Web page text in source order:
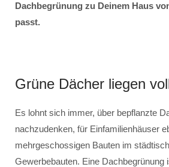
Dachbegrünung zu Deinem Haus
passt.
Grüne Dächer liegen
Es lohnt sich immer, über bepflanzte
nachzudenken, für Einfamilienhäuser
mehrgeschossigen Bauten im
Gewerbebauten. Eine Dachbegrünung